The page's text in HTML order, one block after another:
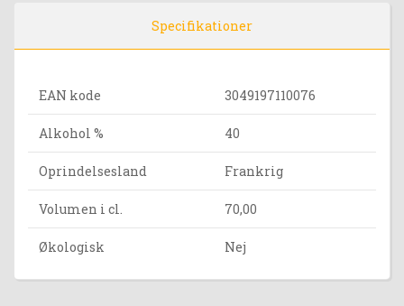
Specifikationer
EAN kode 3049197110076
Alkohol % 40
Oprindelsesland Frankrig
Volumen i cl. 70,00
Økologisk Nej